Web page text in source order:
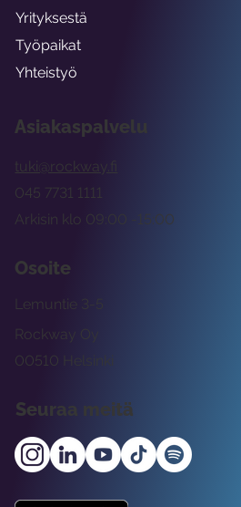
Asiakaspalvelu
tuki@rockway.fi
Arkisin klo 09:00 -15:00
045 7731 1111
Osoite
Rockway Oy
Lemuntie 3-5
00510 Helsinki
Seuraa meitä
Yrityksestä
Työpaikat
Yhteistyö